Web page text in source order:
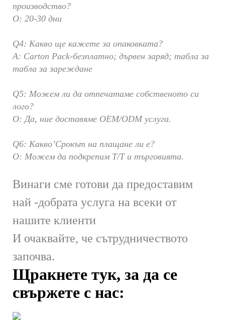
производство?
О: 20-30 дни
Q4: Какво ще кажете за опаковката?
A: Carton Pack-безплатно; дървен заряд; табла за
табла за зареждане
Q5: Можем ли да отпечатаме собственото си
лого?
О: Да, ние доставяме OEM/ODM услуга.
Q6: Какво’Срокът на плащане ли е?
О: Можем да подкрепим T/T и търговията.
Винаги сме готови да предоставим
най -добрата услуга на всеки от
нашите клиенти
И очаквайте, че сътрудничеството
започва.
Щракнете тук, за да се
свържете с нас: